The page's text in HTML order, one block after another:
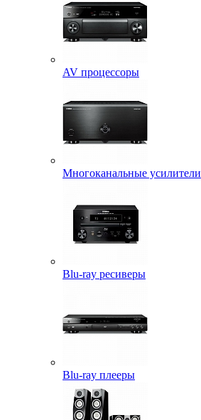
AV процессоры
Многоканальные усилители
Blu-ray ресиверы
Blu-ray плееры